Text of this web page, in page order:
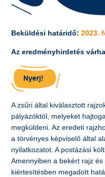
Beküldési határidő:2023.
Az eredményhirdetés
A zsűri által kiválasztott
pályázóktól, melyeket
megküldeni. Az eredeti
a törvényes képviselő által
nyilatkozatot. A postázási
Amennyiben a bekért rajz
kiértesítésben megadott